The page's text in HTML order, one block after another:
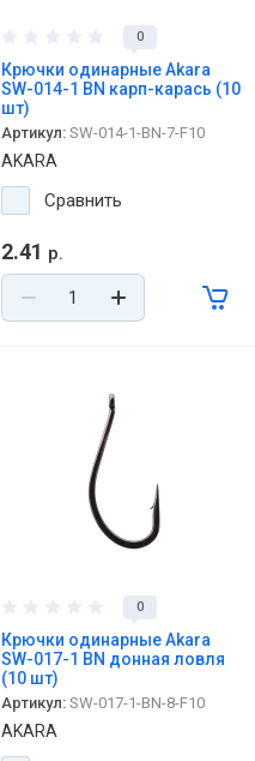
0
Крючки одинарные Akara
SW-014-1 BN карп-карась (10
шт)
Артикул: SW-014-1-BN-7-F10
AKARA
Сравнить
2.41 р.
0
Крючки одинарные Akara
SW-017-1 BN донная ловля
(10 шт)
Артикул: SW-017-1-BN-8-F10
AKARA